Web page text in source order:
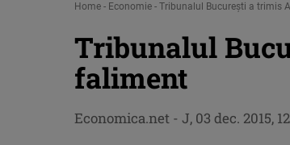
Home - Economie - Tribunalul Bucureşti a trimis
Tribunalul
faliment
Economica.net - J, 03 dec. 2015,